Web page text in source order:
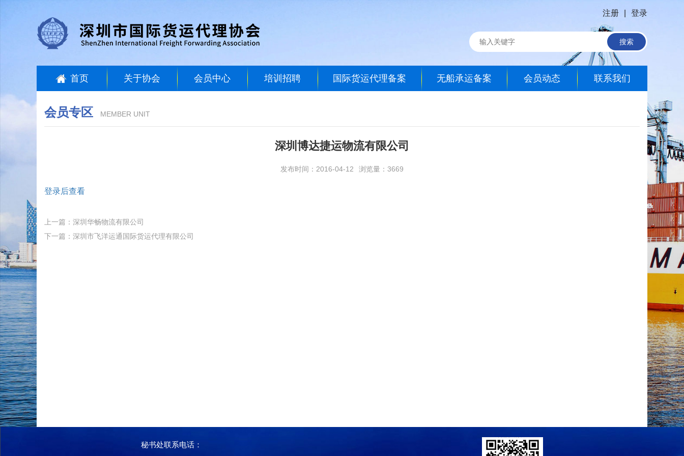
注册 登录
搜索
首页 关于协会 会员中心 培训招聘 国际货运代理备案 无船承运备案 会员动态 联系我们
会员专区 MEMBER UNIT
深圳博达捷运物流有限公司
发布时间：2016-04-12 浏览量：3669
登录后查看
上一篇：深圳华畅物流有限公司
下一篇：深圳市飞洋运通国际货运代理有限公司
秘书处联系电话：